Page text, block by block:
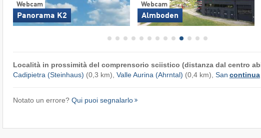
Webcam
Panorama K2
Webcam
Almboden
Località in prossimità del comprensorio sciistico (distanza dal centro
Cadipietra (Steinhaus) (0,3 km), Valle Aurina (Ahrntal) (0,4 km), San continua
Notato un errore? Qui puoi segnalarlo